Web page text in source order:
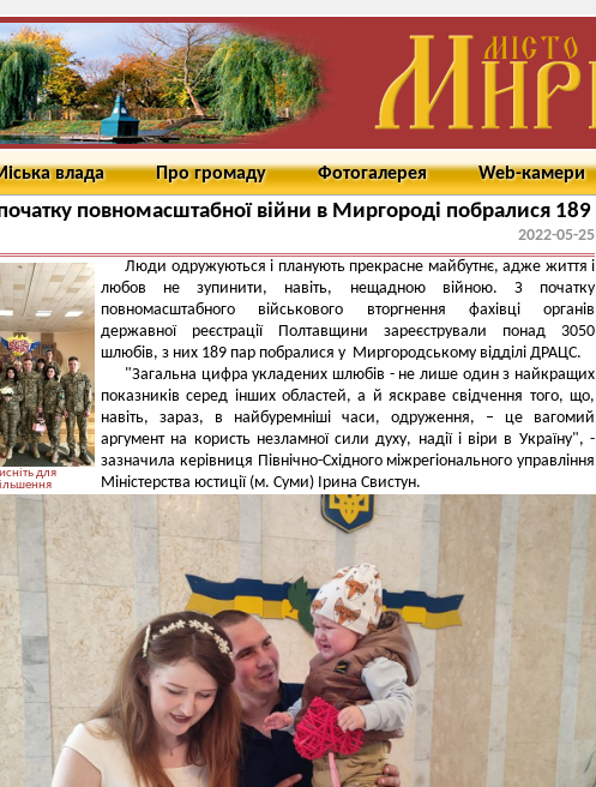
влада Про громаду Фотогалерея Web-камери
повномасштабної війни в Миргороді побралися 189
2022-05-25
для
Люди одружуються і планують прекрасне майбутнє, адже життя і
любов не зупинити, навіть, нещадною війною. З початку
повномасштабного військового вторгнення фахівці органів
державної реєстрації Полтавщини зареєстрували понад 3050
шлюбів, з них 189 пар побралися у Миргородському відділі ДРАЦС.
"Загальна цифра укладених шлюбів - не лише один з найкращих
показників серед інших областей, а й яскраве свідчення того, що,
навіть, зараз, в найбуремніші часи, одруження, – це вагомий
аргумент на користь незламної сили духу, надії і віри в Україну", -
зазначила керівниця Північно-Східного міжрегіонального управління
Міністерства юстиції (м. Суми) Ірина Свистун.